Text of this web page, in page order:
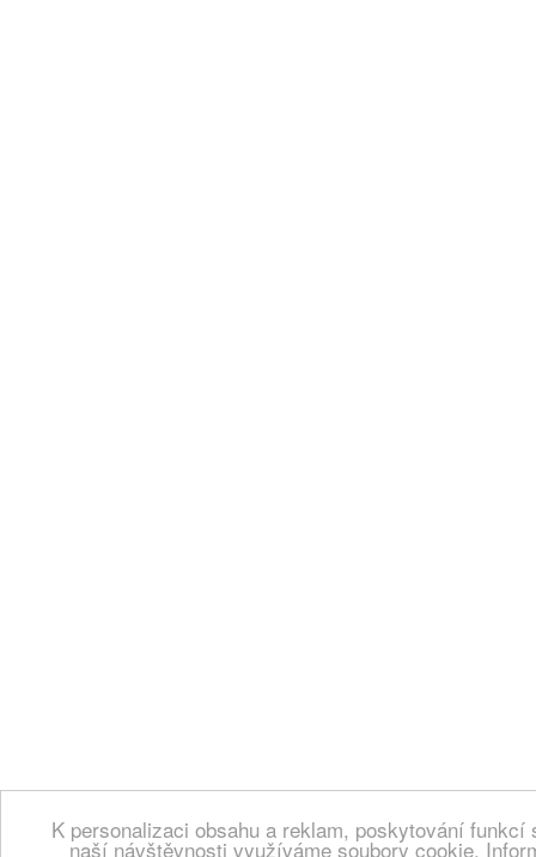
K personalizaci obsahu a reklam, poskytování
naší návštěvnosti využíváme soubory cookie.